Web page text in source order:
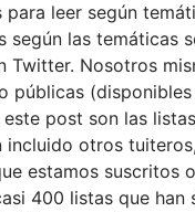
leer según
las temáticas
Nosotros
públicas
post son las
otros
estamos suscritos
400 listas que